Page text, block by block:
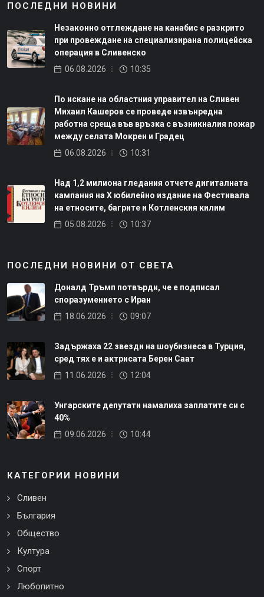
ПОСЛЕДНИ НОВИНИ
Незаконно отглеждане на канабис е разкрито
при провеждане на специализирана полицейска
операция в Сливенско
06.08.2026
10:35
По искане на областния управител на Сливен
Михаил Кашеров се проведе извънредна
работна среща във връзка с възникналия пожар
между селата Мокрен и Градец
06.08.2026
10:31
Над 1,2 милиона гледания отчете дигиталната
кампания на Х юбилейно издание на Фестивала
на етносите, багрите и Котленския килим
05.08.2026
10:37
ПОСЛЕДНИ НОВИНИ ОТ СВЕТА
Доналд Тръмп потвърди, че е подписал
споразумението с Иран
18.06.2026
09:07
Задържаха 22 звезди на шоубизнеса в Турция,
сред тях е и актрисата Берен Саат
11.06.2026
12:04
Унгарските депутати намалиха заплатите си с
40%
09.06.2026
10:44
КАТЕГОРИИ НОВИНИ
Сливен
България
Общество
Култура
Спорт
Любопитно